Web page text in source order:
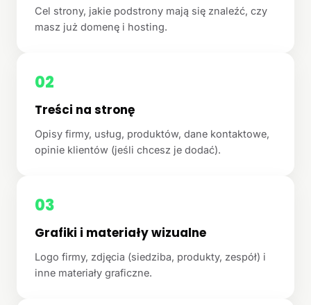
Cel strony, jakie podstrony mają się znaleźć, czy
masz już domenę i hosting.
02
Treści na stronę
Opisy firmy, usług, produktów, dane kontaktowe,
opinie klientów (jeśli chcesz je dodać).
03
Grafiki i materiały wizualne
Logo firmy, zdjęcia (siedziba, produkty, zespół) i
inne materiały graficzne.